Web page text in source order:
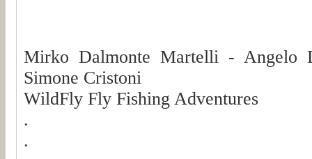
Mirko Dalmonte Martelli -
Simone Cristoni
WildFly Fly Fishing Adventures
.
.